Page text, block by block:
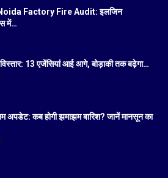
Factory Fire Audit: इलजिन
में…
विस्तार: 13 एजेंसियां आई आगे, बोड़ाकी तक बढ़ेगा…
अपडेट: कब होगी झमाझम बारिश? जानें मानसून का